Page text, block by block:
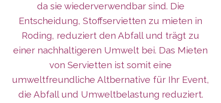
da sie wiederverwendbar sind. Die
Entscheidung, Stoffservietten zu mieten in
Roding, reduziert den Abfall und trägt zu
einer nachhaltigeren Umwelt bei. Das Mieten
von Servietten ist somit eine
umweltfreundliche Altbernative für Ihr Event,
die Abfall und Umweltbelastung reduziert.